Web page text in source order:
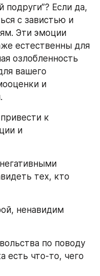
Если да,
с завистью и
Эти эмоции
естественны для
озлобленность
вашего
и
к
и
тех, кто
ненавидим
по поводу
есть что-то, чего